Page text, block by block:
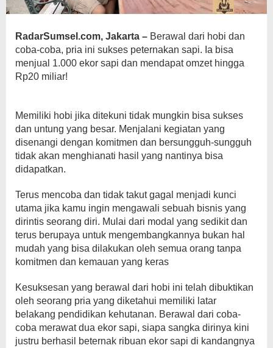
RadarSumsel.com, Jakarta – Berawal dari hobi dan
coba-coba, pria ini sukses peternakan sapi. Ia bisa
menjual 1.000 ekor sapi dan mendapat omzet hingga
Rp20 miliar!
Memiliki hobi jika ditekuni tidak mungkin bisa sukses
dan untung yang besar. Menjalani kegiatan yang
disenangi dengan komitmen dan bersungguh-sungguh
tidak akan menghianati hasil yang nantinya bisa
didapatkan.
Terus mencoba dan tidak takut gagal menjadi kunci
utama jika kamu ingin mengawali sebuah bisnis yang
dirintis seorang diri. Mulai dari modal yang sedikit dan
terus berupaya untuk mengembangkannya bukan hal
mudah yang bisa dilakukan oleh semua orang tanpa
komitmen dan kemauan yang keras
Kesuksesan yang berawal dari hobi ini telah dibuktikan
oleh seorang pria yang diketahui memiliki latar
belakang pendidikan kehutanan. Berawal dari coba-
coba merawat dua ekor sapi, siapa sangka dirinya kini
justru berhasil beternak ribuan ekor sapi di kandangnya